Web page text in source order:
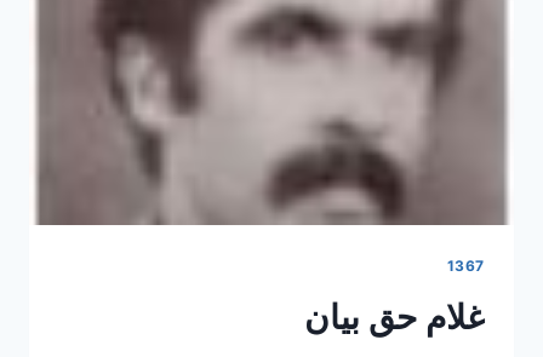
1367
غلام حق بیان